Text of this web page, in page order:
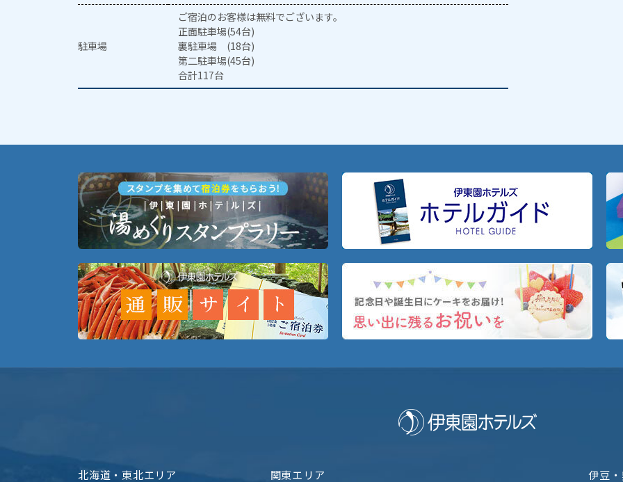
駐車場
ご宿泊のお客様は無料でございます。
正面駐車場(54台)
裏駐車場 (18台)
第二駐車場(45台)
合計117台
北海道・東北エリア 関東エリア 伊豆